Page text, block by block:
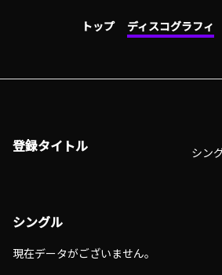
トップ ディスコグラフィ
登録タイトル シン
シングル
現在データがございません。